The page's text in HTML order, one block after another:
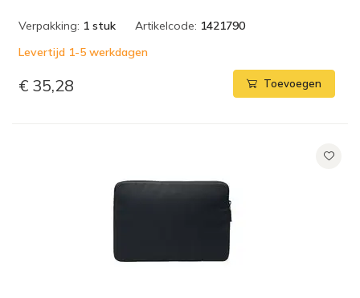
Verpakking: 1 stuk Artikelcode: 1421790
Levertijd 1-5 werkdagen
€ 35,28 Toevoegen